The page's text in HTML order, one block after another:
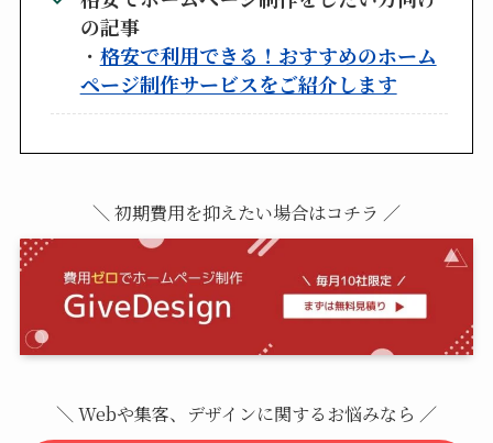
の記事
・ 格安で利用できる！おすすめのホーム
ページ制作サービスをご紹介します
＼ 初期費用を抑えたい場合はコチラ ／
＼ Webや集客、デザインに関するお悩みなら ／